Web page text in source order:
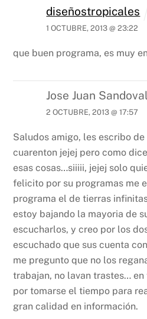
diseñostropicales
1 OCTUBRE, 2013 @ 23:22
que buen programa, es muy
Jose Juan Sandoval
2 OCTUBRE, 2013 @ 17:57
Saludos amigo, les escribo
cuarenton jejej pero como
esas cosas…siiiii, jejej solo
felicito por su programas me
programa el de tierras
estoy bajando la mayoria de
escucharlos, y creo por los
escuchado que sus cuenta
me pregunto que no los
trabajan, no lavan trastes…
por tomarse el tiempo para
gran calidad en información.